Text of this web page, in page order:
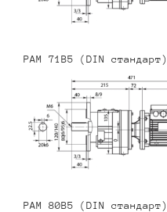
PAM 71B5 (DIN стандарт)
PAM 80B5 (DIN стандарт)